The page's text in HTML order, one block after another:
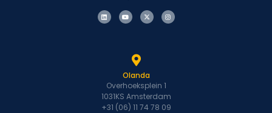
Olanda
Overhoeksplein 1
1031KS Amsterdam
+31 (06) 11 74 78 09